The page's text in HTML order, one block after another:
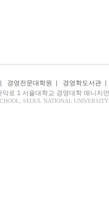
| 경영전문대학원 | 경영학도서관 |
로 1 서울대학교 경영대학 매니지
SEOUL NATIONAL